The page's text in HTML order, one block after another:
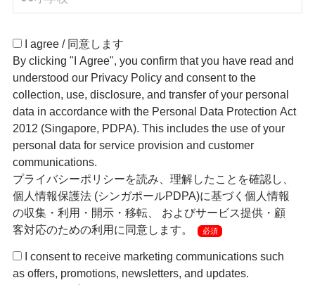
I agree / 同意します
By clicking "I Agree", you confirm that you have read and
understood our Privacy Policy and consent to the
collection, use, disclosure, and transfer of your personal
data in accordance with the Personal Data Protection Act
2012 (Singapore, PDPA). This includes the use of your
personal data for service provision and customer
communications.
プライバシーポリシーを読み、理解したことを確認し、
個人情報保護法 (シンガポールPDPA)に基づく個人情報
の収集・利用・開示・移転、 およびサービス提供・顧
客対応のための利用に同意します。
必須
I consent to receive marketing communications such
as offers, promotions, newsletters, and updates.